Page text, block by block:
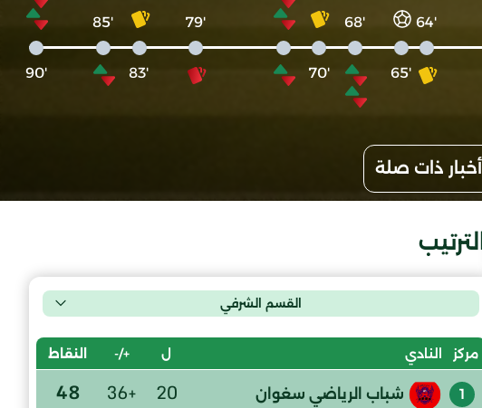
'64
'65
'68
'70
'79
'83
'85
'90
أخبار ذات صلة
الترتيب
القسم الشرفي
مركز النادي ل +/- النقاط
1 شباب الرياضي سغوان 20
+36
48